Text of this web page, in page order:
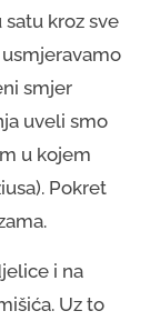
kroz sve
smjer
uveli smo
u kojem
Pokret
i na
Uz to